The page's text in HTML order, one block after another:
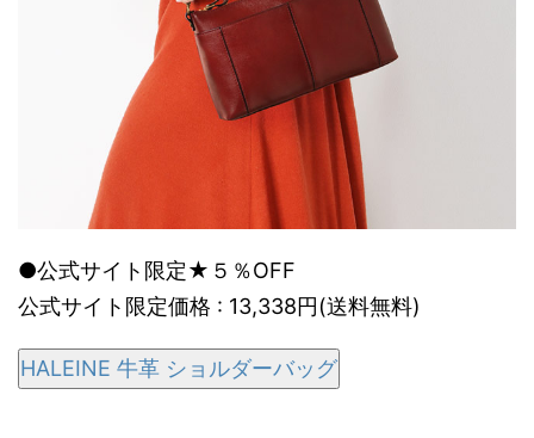
●公式サイト限定★５％OFF
公式サイト限定価格 : 13,338円(送料無料)
HALEINE 牛革 ショルダーバッグ